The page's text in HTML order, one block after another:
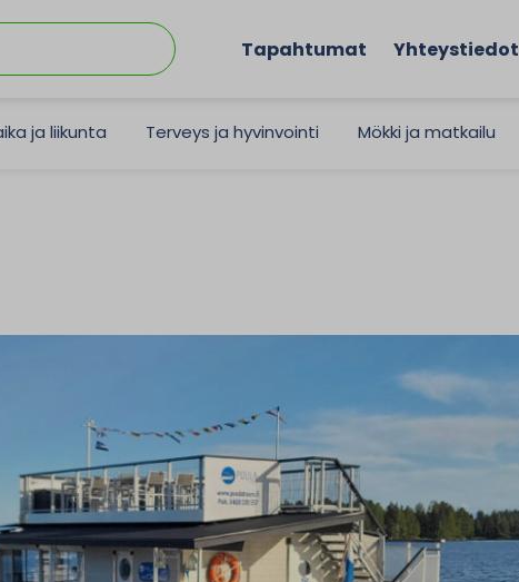
Tapahtumat Yhteystiedot
ja liikunta Terveys ja hyvinvointi Mökki ja matkailu